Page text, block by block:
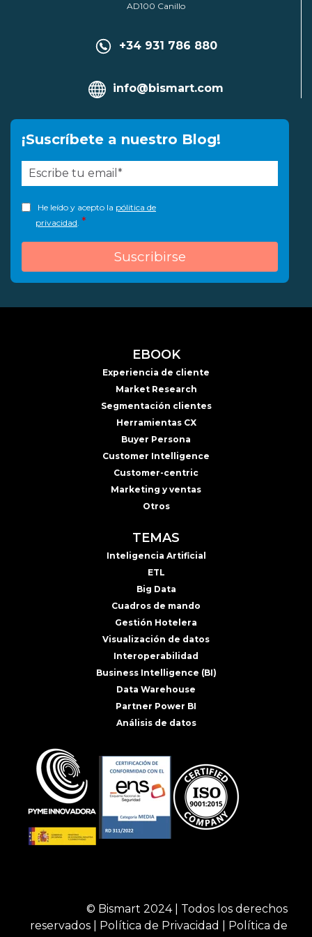
AD100 Canillo
+34 931 786 880
info@bismart.com
¡Suscríbete a nuestro Blog!
He leído y acepto la pólitica de
privacidad *
EBOOK
Experiencia de cliente
Market Research
Segmentación clientes
Herramientas CX
Buyer Persona
Customer Intelligence
Customer-centric
Marketing y ventas
Otros
TEMAS
Inteligencia Artificial
ETL
Big Data
Cuadros de mando
Gestión Hotelera
Visualización de datos
Interoperabilidad
Business Intelligence (BI)
Data Warehouse
Partner Power BI
Análisis de datos
© Bismart 2024 | Todos los derechos
reservados | Política de Privacidad
Política de